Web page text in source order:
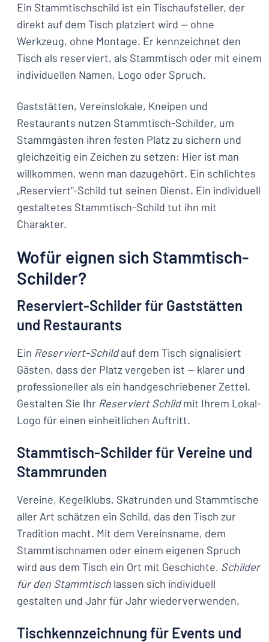
Ein Stammtischschild ist ein Tischaufsteller, der
direkt auf dem Tisch platziert wird — ohne
Werkzeug, ohne Montage. Er kennzeichnet den
Tisch als reserviert, als Stammtisch oder mit einem
individuellen Namen, Logo oder Spruch.
Gaststätten, Vereinslokale, Kneipen und
Restaurants nutzen Stammtisch-Schilder, um
Stammgästen ihren festen Platz zu sichern und
gleichzeitig ein Zeichen zu setzen: Hier ist man
willkommen, wenn man dazugehört. Ein schlichtes
„Reserviert"-Schild tut seinen Dienst. Ein individuell
gestaltetes Stammtisch-Schild tut ihn mit
Charakter.
Wofür eignen sich Stammtisch-
Schilder?
Reserviert-Schilder für Gaststätten
und Restaurants
Ein Reserviert-Schildauf dem Tisch signalisiert
Gästen, dass der Platz vergeben ist — klarer und
professioneller als ein handgeschriebener Zettel.
Gestalten Sie Ihr Reserviert Schildmit Ihrem Lokal-
Logo für einen einheitlichen Auftritt.
Stammtisch-Schilder für Vereine und
Stammrunden
Vereine, Kegelklubs, Skatrunden und Stammtische
aller Art schätzen ein Schild, das den Tisch zur
Tradition macht. Mit dem Vereinsname, dem
Stammtischnamen oder einem eigenen Spruch
wird aus dem Tisch ein Ort mit Geschichte. Schilder
für den Stammtisch lassen sich individuell
gestalten und Jahr für Jahr wiederverwenden.
Tischkennzeichnung für Events und